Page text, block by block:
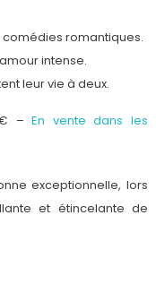
romantiques.
intense.
leur vie à deux.
–En vente dans les
exceptionnelle, lors
et étincelante de